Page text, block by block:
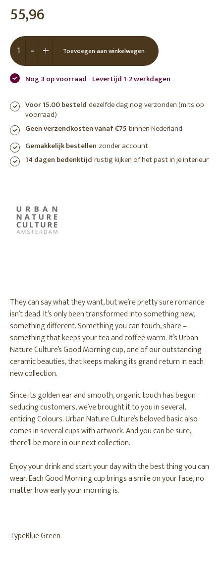
55,96
+
- Toevoegen aan winkelwagen
Nog 3 op voorraad - Levertijd 1-2 werkdagen
Voor 15.00 besteld dezelfde dag nog verzonden (mits op
voorraad)
Geen verzendkosten vanaf €75 binnen Nederland
Gemakkelijk bestellen zonder account
14 dagen bedenktijd rustig kijken of het past in je interieur
They can say what they want, but we’re pretty sure romance
isn’t dead. It’s only been transformed into something new,
something different. Something you can touch, share –
something that keeps your tea and coffee warm. It’s Urban
Nature Culture’s Good Morning cup, one of our outstanding
ceramic beauties, that keeps making its grand return in each
new collection.
Since its golden ear and smooth, organic touch has begun
seducing customers, we’ve brought it to you in several,
enticing Colours. Urban Nature Culture’s beloved basic also
comes in several cups with artwork. And you can be sure,
there’ll be more in our next collection.
Enjoy your drink and start your day with the best thing you can
wear. Each Good Morning cup brings a smile on your face, no
matter how early your morning is.
TypeBlue Green